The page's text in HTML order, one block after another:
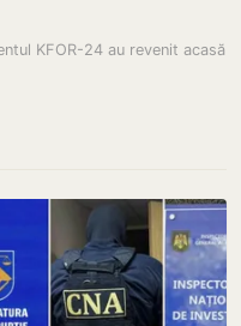
KFOR-24 au revenit acasă